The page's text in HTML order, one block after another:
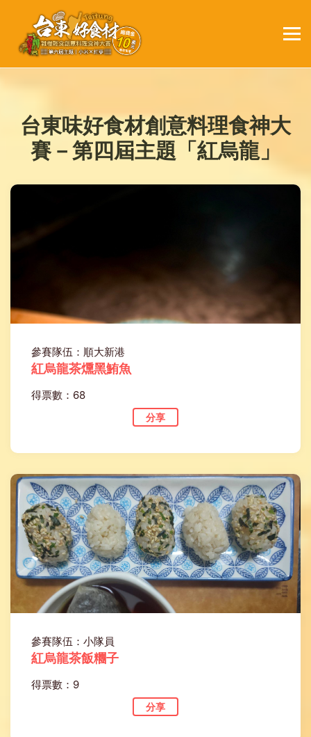
台東味好食材創意料理食神大
賽－第四屆主題「紅烏龍」
參賽隊伍：順大新港
紅烏龍茶燻黑鮪魚
得票數：68
分享
參賽隊伍：小隊員
紅烏龍茶飯糰子
得票數：9
分享